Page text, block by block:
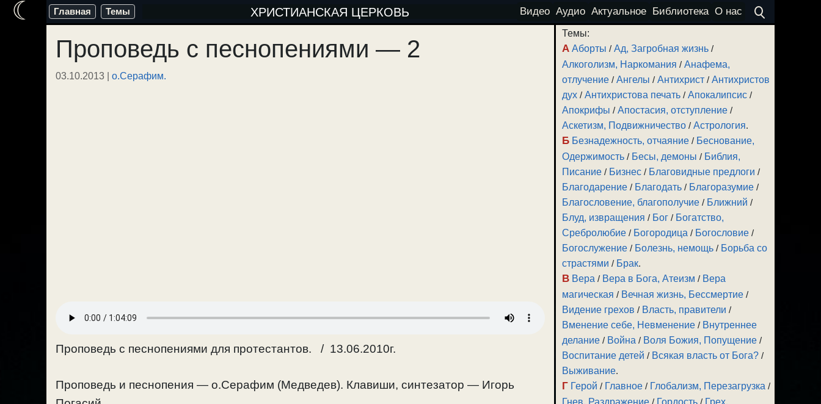
Перейти
содержимому
Главная Темы ХРИСТИАНСКАЯ ЦЕРКОВЬ Видео Аудио Актуальное Библиотека О нас
Проповедь с песнопениями — 2
03.10.2013 | о.Серафим.
Проповедь с песнопениями для протестантов. / 13.06.2010г.
Проповедь и песнопения — о.Серафим (Медведев). Клавиши, синтезатор — Игорь
Темы:
А Аборты /Ад, Загробная жизнь /
Алкоголизм, Наркомания /Анафема,
отлучение /Ангелы /Антихрист /Антихристов
дух /Антихристова печать /Апокалипсис /
Апокрифы /Апостасия, отступление /
Аскетизм, Подвижничество /Астрология.
Б Безнадежность, отчаяние / Беснование,
Одержимость / Бесы, демоны / Библия,
Писание / Бизнес / Благовидные предлоги /
Благодарение / Благодать / Благоразумие /
Благословение, благополучие / Ближний /
Блуд, извращения / Бог / Богатство,
Сребролюбие / Богородица / Богословие /
Богослужение / Болезнь, немощь / Борьба со
страстями / Брак.
В Вера / Вера в Бога, Атеизм / Вера
магическая / Вечная жизнь, Бессмертие /
Видение грехов / Власть, правители /
Вменение себе, Невменение / Внутреннее
делание / Война / Воля Божия, Попущение /
Воспитание детей / Всякая власть от Бога? /
Выживание.
Г Герой / Главное / Глобализм, Перезагрузка /
Гнев, Раздражение / Гордость / Грех,
☾